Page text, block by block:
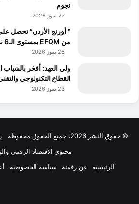
نجوم
27 تموز 2026
” أورنج الأردن” تحصل
من EFQM بمستوى الـ6 نجوم
26 تموز 2026
ولي العهد: أفخر بالشباب
القطاع التكنولوجي
23 تموز 2026
© حقوق النشر 2026، جميع الحقوق محفوظة
محتوى الاقتصاد الرقمي
الرئيسية
عن رقمنة سياسة الخصوصية